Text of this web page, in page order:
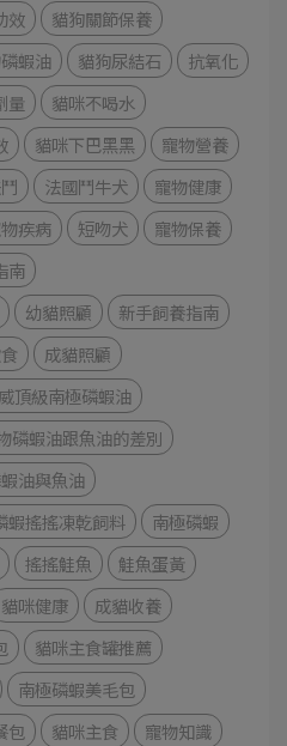
效
貓狗關節保養
蝦油 貓狗尿結石
抗氧化
量
貓咪不喝水
貓咪下巴黑黑
寵物營養
法國鬥牛犬
寵物健康
疾病 短吻犬
寵物保養
南
幼貓照顧
新手飼養指南
成貓照顧
頂級南極磷蝦油
磷蝦油跟魚油的差別
油與魚油
蝦搖搖凍乾飼料
南極磷蝦
搖搖鮭魚
鮭魚蛋黃
貓咪健康
成貓收養
貓咪主食罐推薦
南極磷蝦美毛包
包 貓咪主食
寵物知識